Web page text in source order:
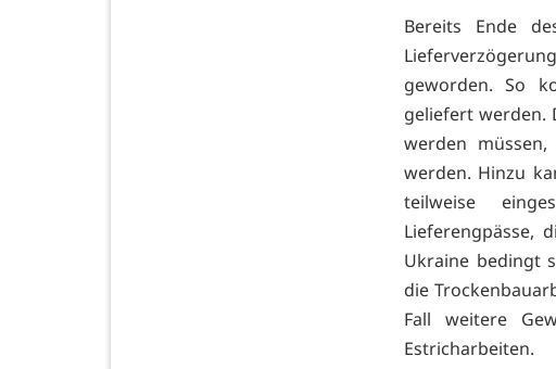
Bereits Ende
geworden. So
geliefert werden.
werden
werden. Hinzu
teilweise
Lieferengpässe,
Ukraine bedingt
die
Fall weitere
Estricharbeiten.